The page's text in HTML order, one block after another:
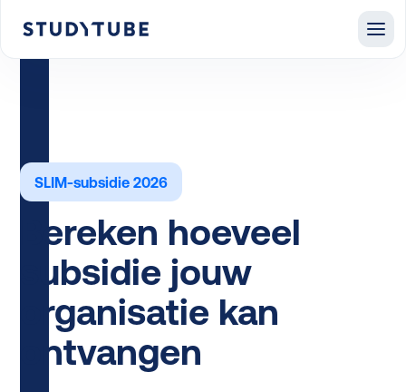
SLIM-subsidie 2026
Bereken hoeveel
subsidie jouw
organisatie kan
ontvangen